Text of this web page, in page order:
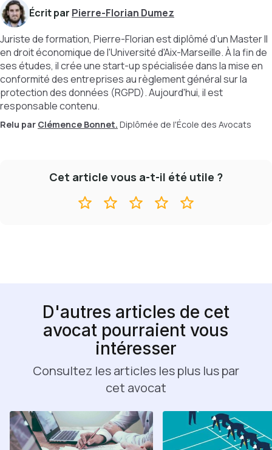
Écrit par Pierre-Florian Dumez
Juriste de formation, Pierre-Florian est diplômé d’un Master II
en droit économique de l'Université d'Aix-Marseille. À la fin de
ses études, il crée une start-up spécialisée dans la mise en
conformité des entreprises au règlement général sur la
protection des données (RGPD). Aujourd'hui, il est
responsable contenu.
Relu par Clémence Bonnet. Diplômée de l'École des Avocats
Cet article vous a-t-il été utile ?
D'autres articles de cet
avocat pourraient vous
intéresser
Consultez les articles les plus lus par
cet avocat